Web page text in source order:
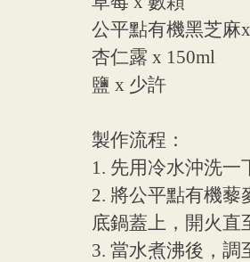
公平點有機黑芝麻
杏仁露 x 150ml
鹽 x 少許
製作流程：
1. 先用冷水沖洗
2. 將公平點有機
底鍋蓋上，開火直
3. 當水煮沸後，